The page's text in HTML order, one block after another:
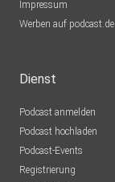
Impressum
Werben auf podcast.de
Dienst
Podcast anmelden
Podcast hochladen
Podcast-Events
Registrierung